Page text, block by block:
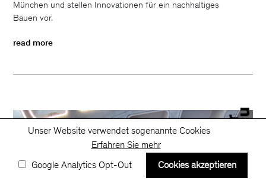
München und stellen Innovationen für ein nachhaltiges
Bauen vor.
read more
Unser Website verwendet sogenannte Cookies
Erfahren Sie mehr
Google Analytics Opt-Out Cookies akzeptieren